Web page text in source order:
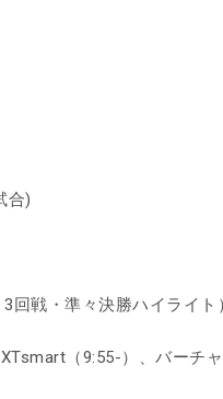
合)
戦・準々決勝ハイライト）
（9:55-）、バーチ